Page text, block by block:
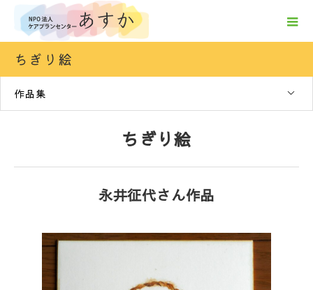
ちぎり絵
作品集
ちぎり絵
永井征代さん作品